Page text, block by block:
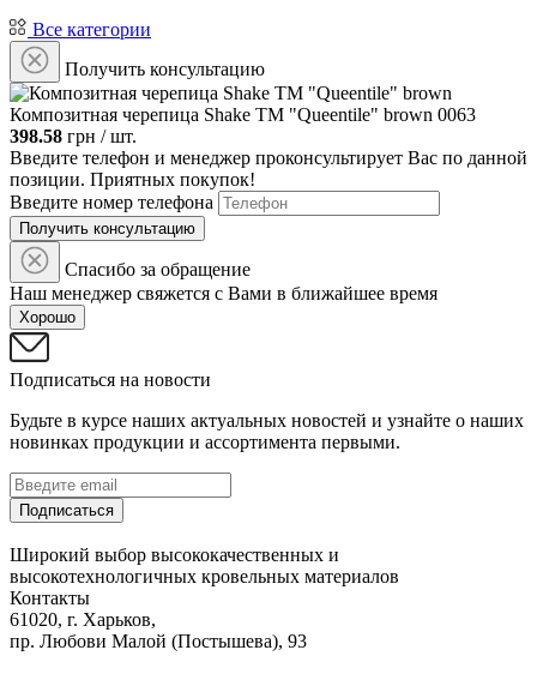
Все категории
Получить консультацию
Композитная черепица Shake ТМ "Queentile" brown 0063
398.58 грн / шт.
Введите телефон и менеджер проконсультирует Вас по данной
позиции. Приятных покупок!
Введите номер телефона
Получить консультацию
Спасибо за обращение
Наш менеджер свяжется с Вами в ближайшее время
Хорошо
Подписаться на новости
Будьте в курсе наших актуальных новостей и узнайте о наших
новинках продукции и ассортимента первыми.
Подписаться
Широкий выбор высококачественных и
высокотехнологичных кровельных материалов
Контакты
61020, г. Харьков,
пр. Любови Малой (Постышева), 93